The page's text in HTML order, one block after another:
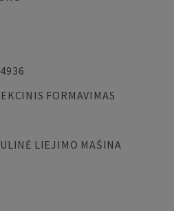
FORMAVIMAS
LIEJIMO MAŠINA